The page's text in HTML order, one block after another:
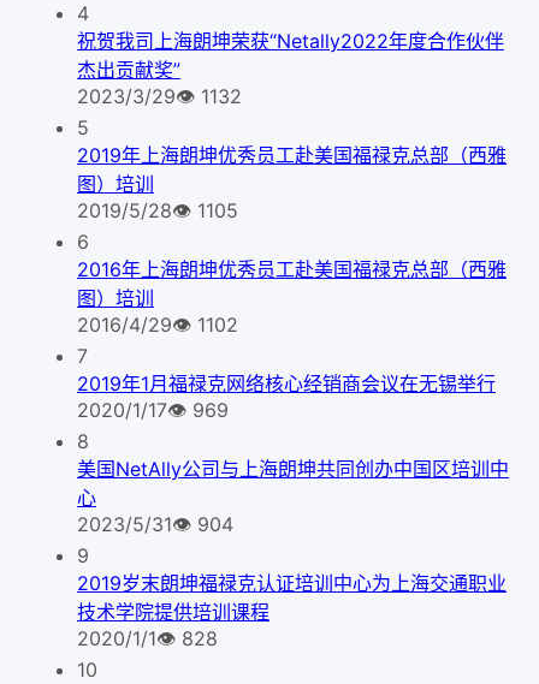
4
祝贺我司上海朗坤荣获“Netally2022年度合作伙伴
杰出贡献奖”
2023/3/29👁 1132
5
2019年上海朗坤优秀员工赴美国福禄克总部（西雅
图）培训
2019/5/28👁 1105
6
2016年上海朗坤优秀员工赴美国福禄克总部（西雅
图）培训
2016/4/29👁 1102
7
2019年1月福禄克网络核心经销商会议在无锡举行
2020/1/17👁 969
8
美国NetAlly公司与上海朗坤共同创办中国区培训中
心
2023/5/31👁 904
9
2019岁末朗坤福禄克认证培训中心为上海交通职业
技术学院提供培训课程
2020/1/1👁 828
10